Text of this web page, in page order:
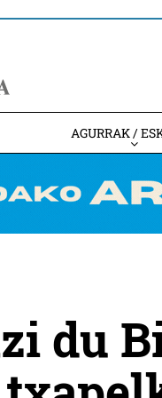
AGURRAK /
du